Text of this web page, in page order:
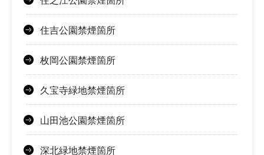
住吉公園禁煙箇所
枚岡公園禁煙箇所
久宝寺緑地禁煙箇所
山田池公園禁煙箇所
深北緑地禁煙箇所